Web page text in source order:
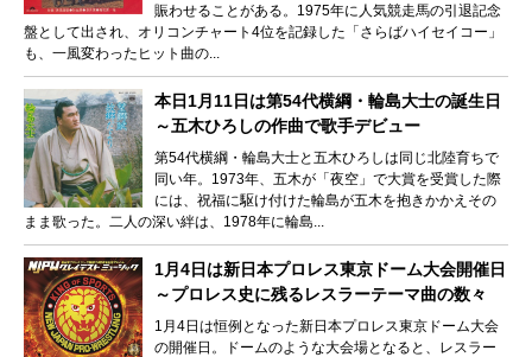
賑わせることがある。1975年に人気競走馬の引退記念
盤として出され、オリコンチャート4位を記録した「さらばハイセイコー」
も、一風変わったヒット曲の...
本日1月11日は第54代横綱・輪島大士の誕生日
～五木ひろしの作曲で歌手デビュー
第54代横綱・輪島大士と五木ひろしは同じ北陸育ちで
同い年。1973年、五木が「夜空」で大賞を受賞した際
には、祝福に駆け付けた輪島が五木を抱きかかえその
まま歌った。二人の深い絆は、1978年に輪島...
1月4日は新日本プロレス東京ドーム大会開催日
～プロレス史に残るレスラーテーマ曲の数々
1月4日は恒例となった新日本プロレス東京ドーム大会
の開催日。ドームのような大会場となると、レスラー